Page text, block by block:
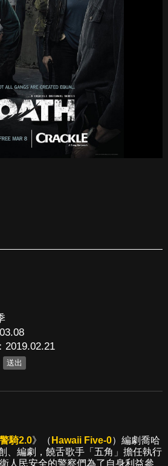
2019.02.21
騎2.0》（ Hawaii Five-0）編劇喬哈
、編劇，饒舌歌手「五角」擔任執行
人民安全的警察們為了自身利益參